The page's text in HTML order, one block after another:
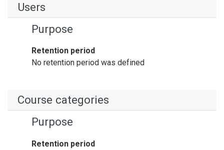
Users
Purpose
Retention period
No retention period was defined
Course categories
Purpose
Retention period